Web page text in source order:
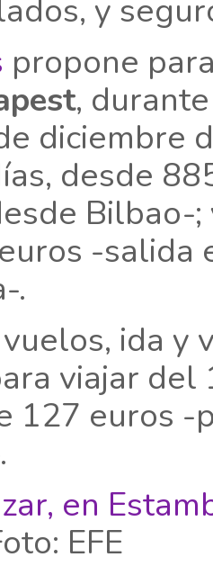
y
propone
,
diciembre
desde
Bilbao-
-salida
.
ida y
viajar
127 euros -
EFE